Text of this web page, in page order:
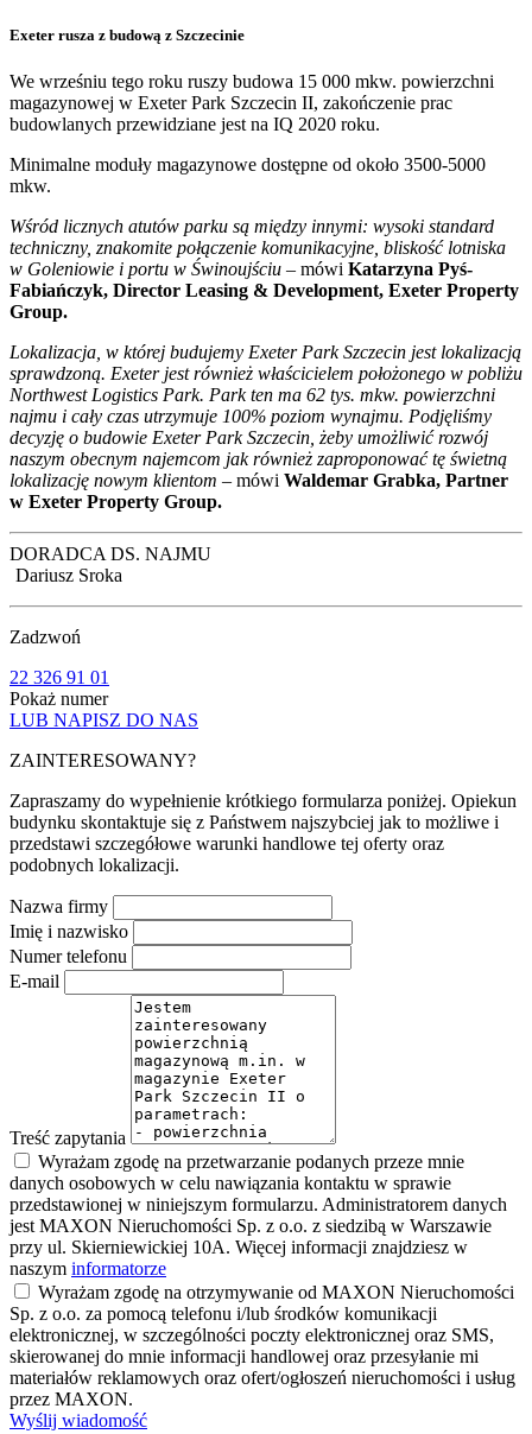
Exeter rusza z budową z Szczecinie
We wrześniu tego roku ruszy budowa 15 000 mkw. powierzchni
magazynowej w Exeter Park Szczecin II, zakończenie prac
budowlanych przewidziane jest na IQ 2020 roku.
Minimalne moduły magazynowe dostępne od około 3500-5000
mkw.
Wśród licznych atutów parku są między innymi: wysoki standard
techniczny, znakomite połączenie komunikacyjne, bliskość lotniska
w Goleniowie i portu w Świnoujściu – mówi Katarzyna Pyś-
Fabiańczyk, Director Leasing & Development, Exeter Property
Group.
Lokalizacja, w której budujemy Exeter Park Szczecin jest lokalizacją
sprawdzoną. Exeter jest również właścicielem położonego w pobliżu
Northwest Logistics Park. Park ten ma 62 tys. mkw. powierzchni
najmu i cały czas utrzymuje 100% poziom wynajmu. Podjęliśmy
decyzję o budowie Exeter Park Szczecin, żeby umożliwić rozwój
naszym obecnym najemcom jak również zaproponować tę świetną
lokalizację nowym klientom – mówi Waldemar Grabka, Partner
w Exeter Property Group.
DORADCA DS. NAJMU
Dariusz Sroka
Zadzwoń
22 326 91 01
Pokaż numer
LUB NAPISZ DO NAS
ZAINTERESOWANY?
Zapraszamy do wypełnienie krótkiego formularza poniżej. Opiekun
budynku skontaktuje się z Państwem najszybciej jak to możliwe i
przedstawi szczegółowe warunki handlowe tej oferty oraz
podobnych lokalizacji.
Nazwa firmy
Imię i nazwisko
Numer telefonu
E-mail
Treść zapytania
Wyrażam zgodę na przetwarzanie podanych przeze mnie
danych osobowych w celu nawiązania kontaktu w sprawie
przedstawionej w niniejszym formularzu. Administratorem danych
jest MAXON Nieruchomości Sp. z o.o. z siedzibą w Warszawie
przy ul. Skierniewickiej 10A. Więcej informacji znajdziesz w
naszym informatorze
Wyrażam zgodę na otrzymywanie od MAXON Nieruchomości
Sp. z o.o. za pomocą telefonu i/lub środków komunikacji
elektronicznej, w szczególności poczty elektronicznej oraz SMS,
skierowanej do mnie informacji handlowej oraz przesyłanie mi
materiałów reklamowych oraz ofert/ogłoszeń nieruchomości i usług
przez MAXON.
Wyślij wiadomość